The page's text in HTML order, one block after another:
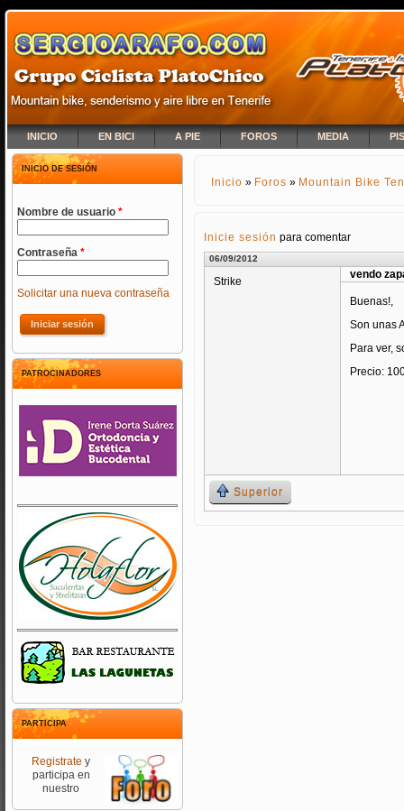
INICIO EN BICI A PIE FOROS MEDIA
INICIO DE SESIÓN
Nombre de usuario *
Contraseña *
Solicitar una nueva contraseña
PATROCINADORES
PARTICIPA
Registrate y
participa en
nuestro
SE ENCUENTRA USTED
Inicio » Foros » Mountain Bike
Inicie sesión para comentar
06/09/2012
Strike
vendo
Buenas!,
Son unas
Para ver,
Precio:
Superior